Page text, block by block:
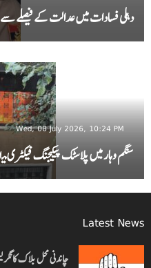
دہلی فسادات میں عدالت کے فیصلے سے
Wed, 08 July 2026, 10:24 PM
سنگم وہار میں پلاسٹک پیکیجنگ
Latest News
چاندنی محل بلاک